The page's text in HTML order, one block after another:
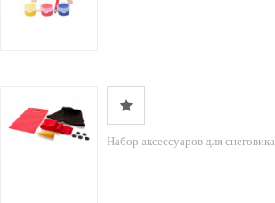
Набор аксессуаров для снеговика